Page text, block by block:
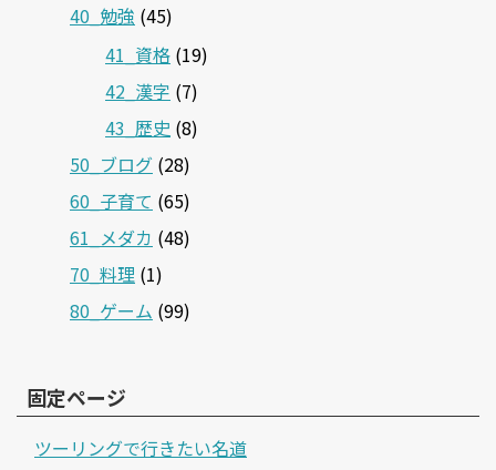
40_勉強 (45)
41_資格 (19)
42_漢字 (7)
43_歴史 (8)
50_ブログ (28)
60_子育て (65)
61_メダカ (48)
70_料理 (1)
80_ゲーム (99)
固定ページ
ツーリングで行きたい名道